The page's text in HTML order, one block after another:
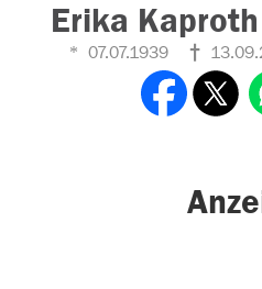
Erika
07.07.1939